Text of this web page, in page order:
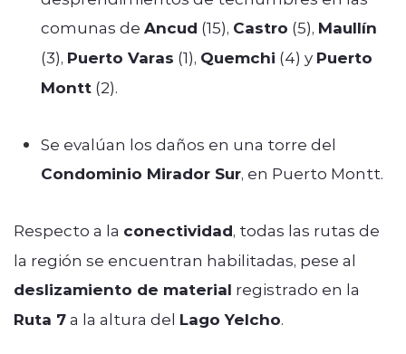
comunas de Ancud (15), Castro (5), Maullín
(3), Puerto Varas (1), Quemchi (4) y Puerto
Montt (2).
Se evalúan los daños en una torre del
Condominio Mirador Sur, en Puerto Montt.
Respecto a la conectividad, todas las rutas de
la región se encuentran habilitadas, pese al
deslizamiento de material registrado en la
Ruta 7a la altura del Lago Yelcho.